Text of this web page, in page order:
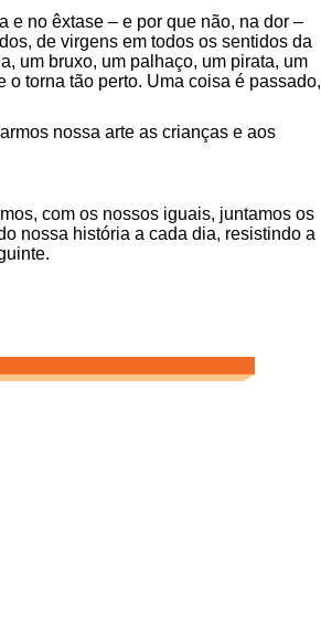
e no êxtase – e por que não, na dor –
de virgens em todos os sentidos da
um bruxo, um palhaço, um pirata, um
torna tão perto. Uma coisa é passado,
nossa arte as crianças e aos
com os nossos iguais, juntamos os
nossa história a cada dia, resistindo a